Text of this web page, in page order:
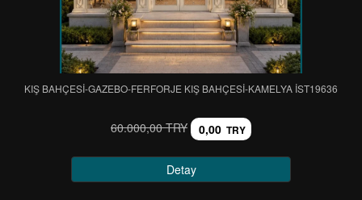
KIŞ BAHÇESİ-GAZEBO-FERFORJE KIŞ BAHÇESİ-KAMELYA IST19636
60.000,00 TRY 0,00 TRY
Detay